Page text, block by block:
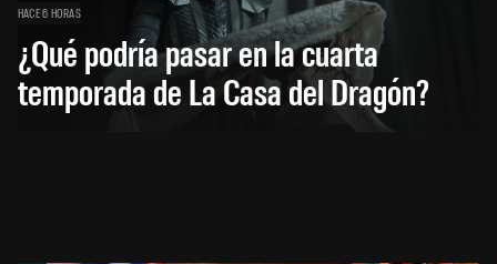
HACE 6 HORAS
¿Qué podría pasar en la cuarta
temporada de La Casa del Dragón?